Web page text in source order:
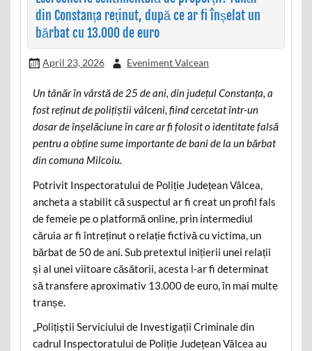
din Constanța reținut, după ce ar fi înșelat un
bărbat cu 13.000 de euro
April 23, 2026 Eveniment Valcean
Un tânăr în vârstă de 25 de ani, din județul Constanța, a
fost reținut de polițiștii vâlceni, fiind cercetat într-un
dosar de înșelăciune în care ar fi folosit o identitate falsă
pentru a obține sume importante de bani de la un bărbat
din comuna Milcoiu.
Potrivit Inspectoratului de Poliție Județean Vâlcea,
ancheta a stabilit că suspectul ar fi creat un profil fals
de femeie pe o platformă online, prin intermediul
căruia ar fi întreținut o relație fictivă cu victima, un
bărbat de 50 de ani. Sub pretextul inițierii unei relații
și al unei viitoare căsătorii, acesta l-ar fi determinat
să transfere aproximativ 13.000 de euro, în mai multe
tranșe.
„Polițiștii Serviciului de Investigații Criminale din
cadrul Inspectoratului de Poliție Județean Vâlcea au